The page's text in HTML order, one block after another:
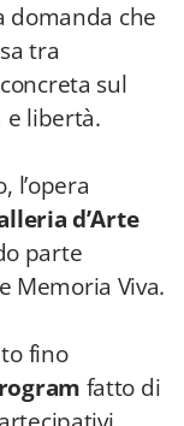
domanda che
tra
sul
libertà.
l’opera
d’Arte
parte
Memoria Viva.
fino
fatto di